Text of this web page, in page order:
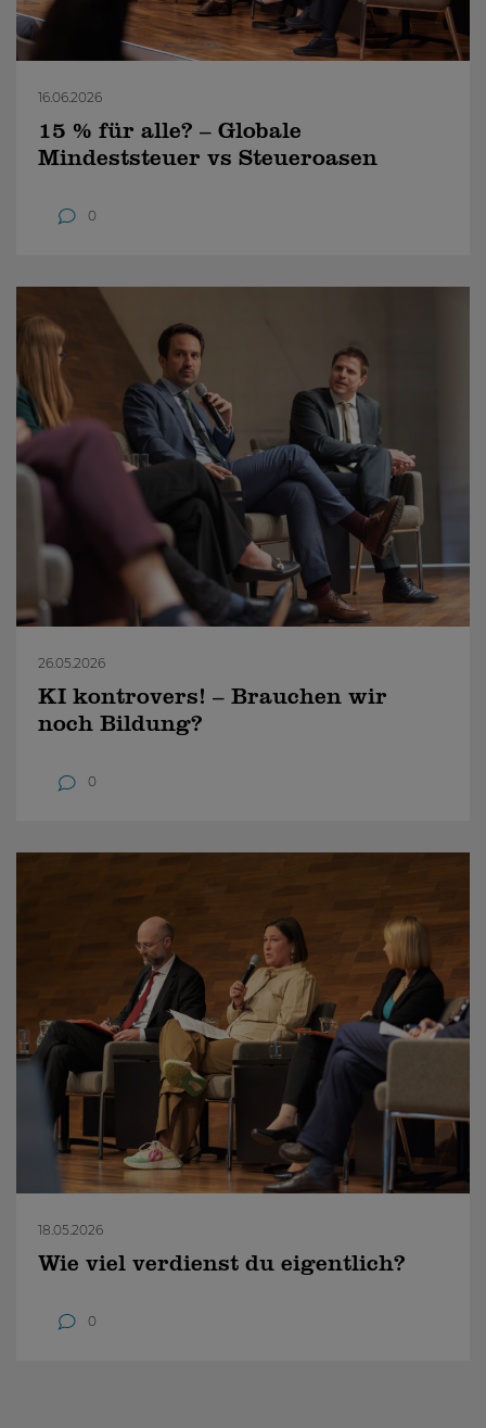
16.06.2026
15 % für alle? – Globale
Mindeststeuer vs Steueroasen
0
26.05.2026
KI kontrovers! – Brauchen wir
noch Bildung?
0
18.05.2026
Wie viel verdienst du eigentlich?
0